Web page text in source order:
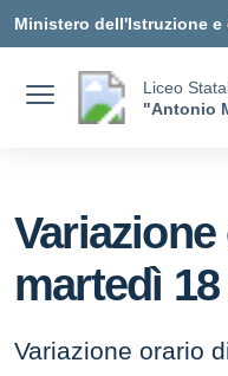
Ministero dell'Istruzione e
Liceo
"Antonio
martedì
Variazione orario